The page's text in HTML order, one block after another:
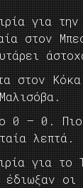
για
στον
στον
0 – 0. Πιο
λεπτά.
για το
οι